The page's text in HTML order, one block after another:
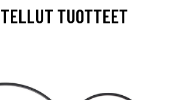
TUOTTEET